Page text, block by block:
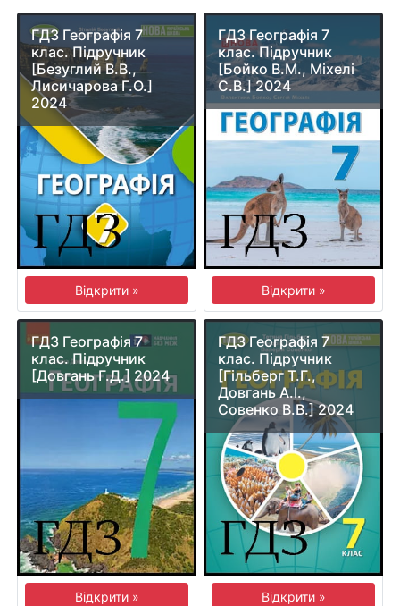
ГДЗ Географія 7
клас. Підручник
[Безуглий В.В.,
Лисичарова Г.О.]
2024
Відкрити »
ГДЗ Географія 7
клас. Підручник
[Бойко В.М., Міхелі
С.В.] 2024
Відкрити »
ГДЗ Географія 7
клас. Підручник
[Довгань Г.Д.] 2024
Відкрити »
ГДЗ Географія 7
клас. Підручник
[Гільберг Т.Г.,
Довгань А.І.,
Совенко В.В.] 2024
Відкрити »